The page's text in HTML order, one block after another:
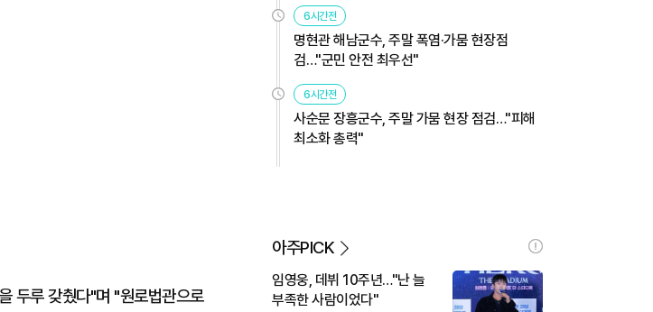
두루 갖췄다"며 "원로법관으로
6시간전
명현관 해남군수, 주말 폭염·가뭄 현장점
검…"군민 안전 최우선"
6시간전
사순문 장흥군수, 주말 가뭄 현장 점검…"피해
최소화 총력"
아주PICK
임영웅, 데뷔 10주년…"난 늘
부족한 사람이었다"